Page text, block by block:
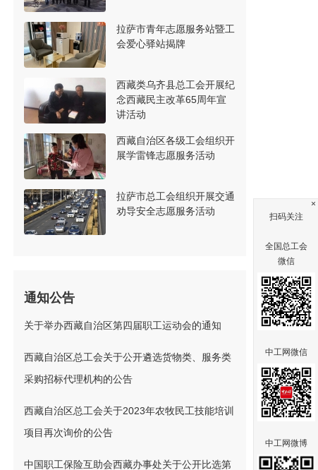
拉萨市青年志愿服务站暨工
会爱心驿站揭牌
西藏类乌齐县总工会开展纪
念西藏民主改革65周年宣
讲活动
西藏自治区各级工会组织开
展学雷锋志愿服务活动
拉萨市总工会组织开展交通
劝导安全志愿服务活动
通知公告
关于举办西藏自治区第四届职工运动会的通知
西藏自治区总工会关于公开遴选货物类、服务类
采购招标代理机构的公告
西藏自治区总工会关于2023年农牧民工技能培训
项目再次询价的公告
中国职工保险互助会西藏办事处关于公开比选第
扫码关注
全国总工会
微信
中工网微信
中工网微博
×